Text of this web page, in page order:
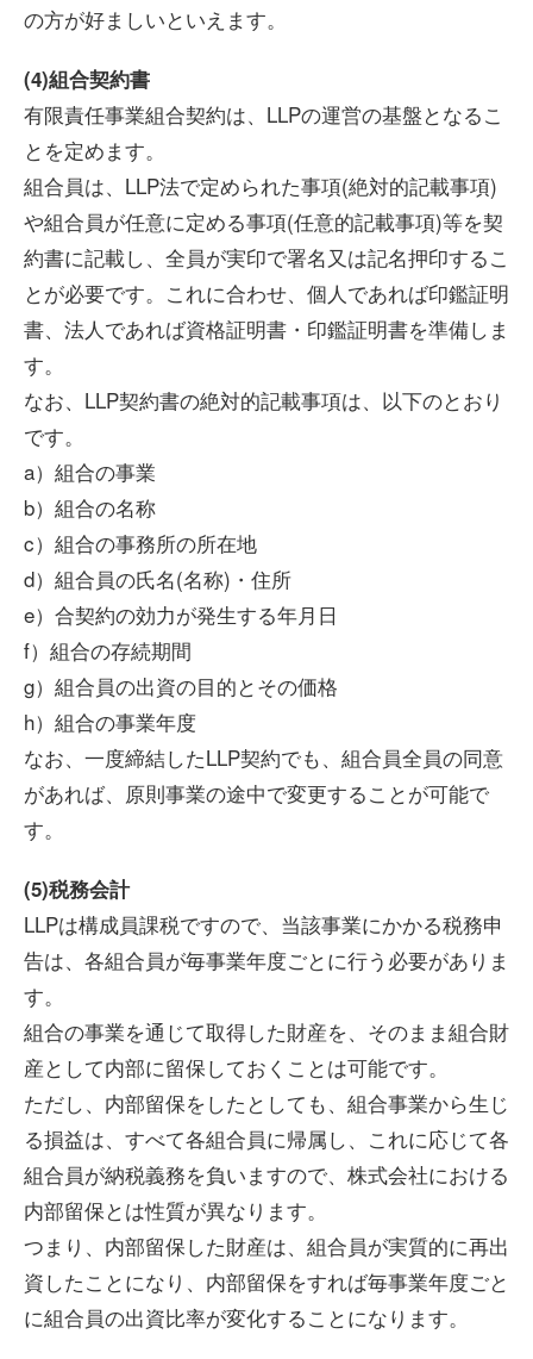
の方が好ましいといえます。
(4)組合契約書
有限責任事業組合契約は、LLPの運営の基盤となるこ
とを定めます。
組合員は、LLP法で定められた事項(絶対的記載事項)
や組合員が任意に定める事項(任意的記載事項)等を契
約書に記載し、全員が実印で署名又は記名押印するこ
とが必要です。これに合わせ、個人であれば印鑑証明
書、法人であれば資格証明書・印鑑証明書を準備しま
す。
なお、LLP契約書の絶対的記載事項は、以下のとおり
です。
a）組合の事業
b）組合の名称
c）組合の事務所の所在地
d）組合員の氏名(名称)・住所
e）合契約の効力が発生する年月日
f）組合の存続期間
g）組合員の出資の目的とその価格
h）組合の事業年度
なお、一度締結したLLP契約でも、組合員全員の同意
があれば、原則事業の途中で変更することが可能で
す。
(5)税務会計
LLPは構成員課税ですので、当該事業にかかる税務申
告は、各組合員が毎事業年度ごとに行う必要がありま
す。
組合の事業を通じて取得した財産を、そのまま組合財
産として内部に留保しておくことは可能です。
ただし、内部留保をしたとしても、組合事業から生じ
る損益は、すべて各組合員に帰属し、これに応じて各
組合員が納税義務を負いますので、株式会社における
内部留保とは性質が異なります。
つまり、内部留保した財産は、組合員が実質的に再出
資したことになり、内部留保をすれば毎事業年度ごと
に組合員の出資比率が変化することになります。